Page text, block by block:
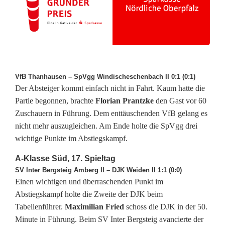
VfB Thanhausen – SpVgg Windischeschenbach II 0:1 (0:1)
Der Absteiger kommt einfach nicht in Fahrt. Kaum hatte die
Partie begonnen, brachte Florian Prantzke den Gast vor 60
Zuschauern in Führung. Dem enttäuschenden VfB gelang es
nicht mehr auszugleichen. Am Ende holte die SpVgg drei
wichtige Punkte im Abstiegskampf.
A-Klasse Süd, 17. Spieltag
SV Inter Bergsteig Amberg II – DJK Weiden II 1:1 (0:0)
Einen wichtigen und überraschenden Punkt im
Abstiegskampf holte die Zweite der DJK beim
Tabellenführer. Maximilian Fried schoss die DJK in der 50.
Minute in Führung. Beim SV Inter Bergsteig avancierte der